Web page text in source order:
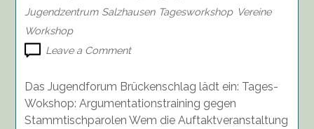
Jugendzentrum Salzhausen Tagesworkshop Vereine
Workshop
Leave a Commenton
gegen
Stammtischparolen
am
Das Jugendforum Brückenschlag lädt ein: Tages-
Wokshop: Argumentationstraining gegen
Stammtischparolen Wem die Auftaktveranstaltung